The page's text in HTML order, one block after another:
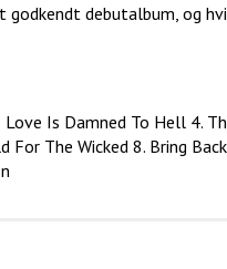
godkendt debutalbum, og
Love Is Damned To Hell 4.
For The Wicked 8. Bring